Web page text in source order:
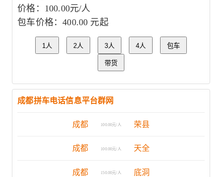
价格：100.00元/人
包车价格：400.00 元起
1人 2人 3人 4人 包车
带货
成都拼车电话信息平台群网
成都 100.00元/人 荣县
成都 100.00元/人 天全
成都 150.00元/人 底洞